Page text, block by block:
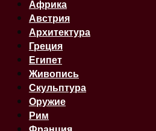
Африка
Австрия
Архитектура
Греция
Египет
Живопись
Скульптура
Оружие
Рим